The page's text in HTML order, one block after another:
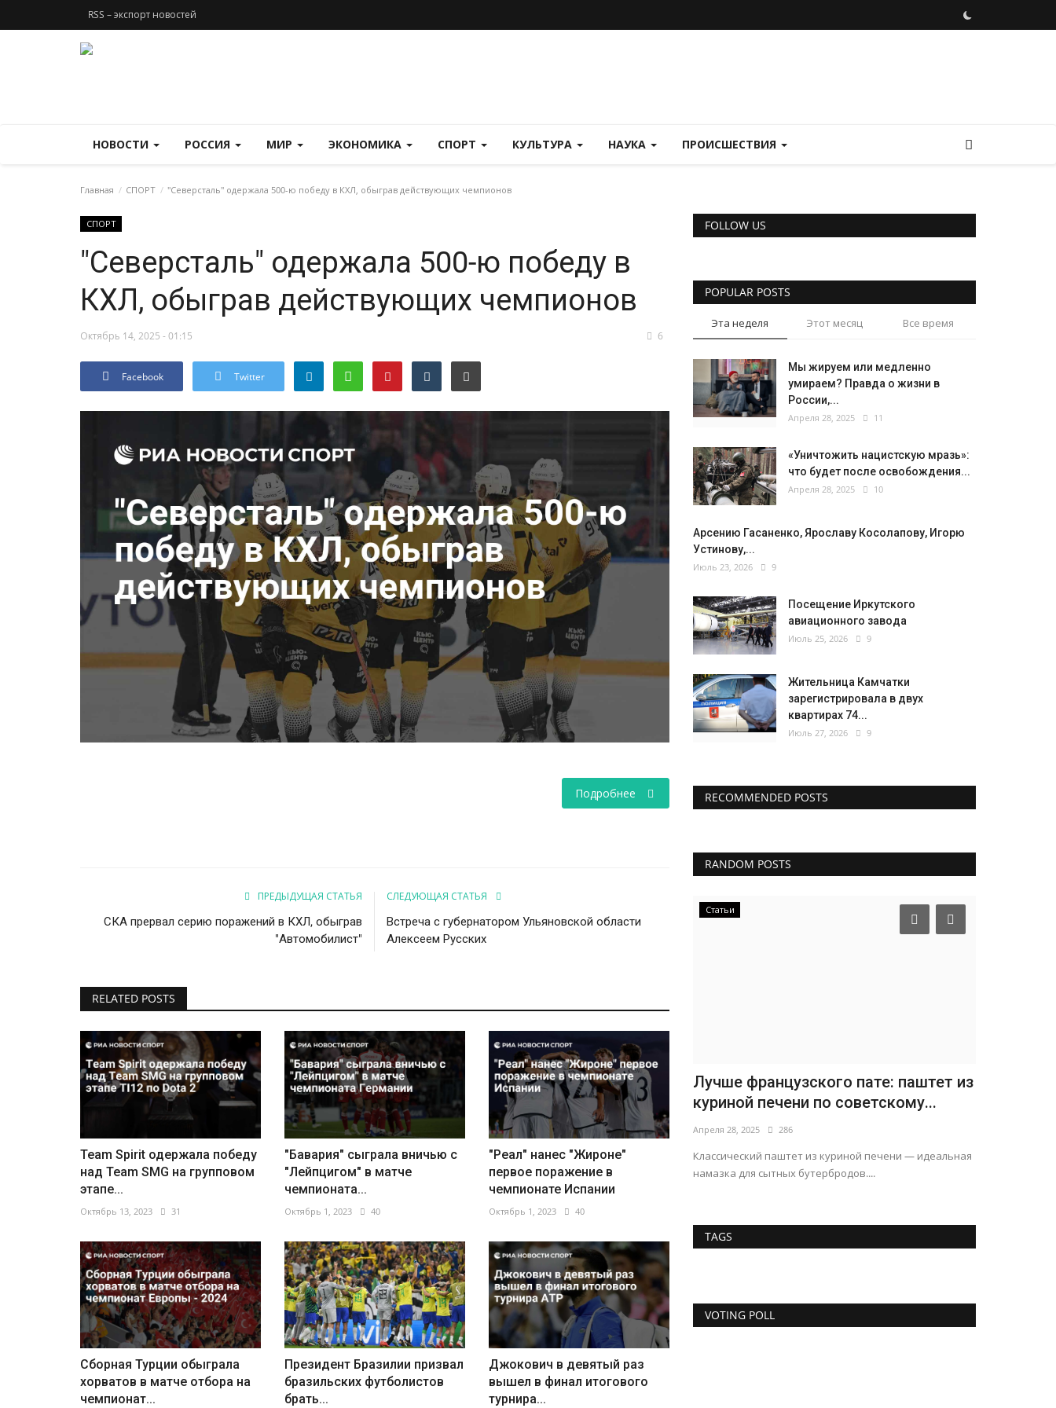
RSS – экспорт новостей
НОВОСТИ РОССИЯ МИР ЭКОНОМИКА СПОРТ КУЛЬТУРА НАУКА ПРОИСШЕСТВИЯ
Главная СПОРТ "Северсталь" одержала 500-ю победу в КХЛ, обыграв действующих чемпионов
СПОРТ
"Северсталь" одержала 500-ю победу в
КХЛ, обыграв действующих чемпионов
Октябрь 14, 2025 - 01:15 6
Facebook Twitter
Подробнее
ПРЕДЫДУЩАЯ СТАТЬЯ
СКА прервал серию поражений в КХЛ, обыграв
"Автомобилист"
СЛЕДУЮЩАЯ СТАТЬЯ
Встреча с губернатором Ульяновской области
Алексеем Русских
RELATED POSTS
Team Spirit одержала победу
над Team SMG на групповом
этапе...
Октябрь 13, 2023 31
"Бавария" сыграла вничью с
"Лейпцигом" в матче
чемпионата...
Октябрь 1, 2023 40
"Реал" нанес "Жироне"
первое поражение в
чемпионате Испании
Октябрь 1, 2023 40
Сборная Турции обыграла
хорватов в матче отбора на
чемпионат...
Президент Бразилии призвал
бразильских футболистов
брать...
Джокович в девятый раз
вышел в финал итогового
турнира...
FOLLOW US
POPULAR POSTS
Эта неделя Этот месяц Все время
Мы жируем или медленно
умираем? Правда о жизни в
России,...
Апреля 28, 2025 11
«Уничтожить нацистскую мразь»:
что будет после освобождения...
Апреля 28, 2025 10
Арсению Гасаненко, Ярославу Косолапову, Игорю
Устинову,...
Июль 23, 2026 9
Посещение Иркутского
авиационного завода
Июль 25, 2026 9
Жительница Камчатки
зарегистрировала в двух
квартирах 74...
Июль 27, 2026 9
RECOMMENDED POSTS
RANDOM POSTS
Статьи
Лучше французского пате: паштет из
куриной печени по советскому...
Апреля 28, 2025 286
Классический паштет из куриной печени — идеальная
намазка для сытных бутербродов....
TAGS
VOTING POLL